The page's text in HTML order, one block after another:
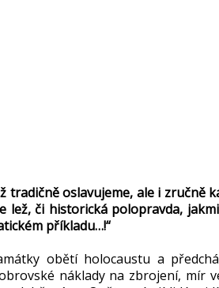
tradičně oslavujeme, ale i zručně
lež, či historická polopravda,
příkladu…!“
obětí holocaustu a
náklady na zbrojení, mír